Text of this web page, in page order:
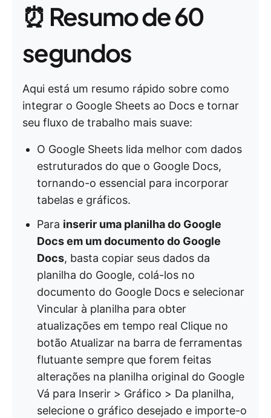
⏰ Resumo de 60
segundos
Aqui está um resumo rápido sobre como
integrar o Google Sheets ao Docs e tornar
seu fluxo de trabalho mais suave:
O Google Sheets lida melhor com dados
estruturados do que o Google Docs,
tornando-o essencial para incorporar
tabelas e gráficos.
Para inserir uma planilha do Google
Docs em um documento do Google
Docs, basta copiar seus dados da
planilha do Google, colá-los no
documento do Google Docs e selecionar
Vincular à planilha para obter
atualizações em tempo real Clique no
botão Atualizar na barra de ferramentas
flutuante sempre que forem feitas
alterações na planilha original do Google
Vá para Inserir > Gráfico > Da planilha,
selecione o gráfico desejado e importe-o